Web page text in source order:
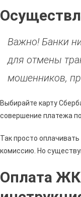
Важно! Банки
для отмены
мошенников,
Выбирайте карту
совершение платежа
Так просто
комиссию. Но
Оплата